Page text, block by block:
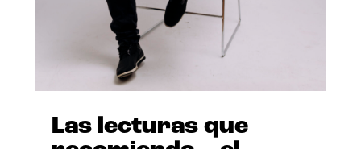
Las lecturas que